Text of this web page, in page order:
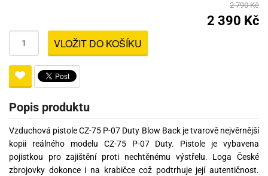
2 790 Kč
2 390 Kč
VLOŽIT DO KOŠÍKU
Popis produktu
Vzduchová pistole CZ-75 P-07 Duty Blow Back je tvarově nejvěrnější
kopii reálného modelu CZ-75 P-07 Duty. Pistole je vybavena
pojistkou pro zajištění proti nechtěnému výstřelu. Loga České
zbrojovky dokonce i na krabičce což podtrhuje její autentičnost.